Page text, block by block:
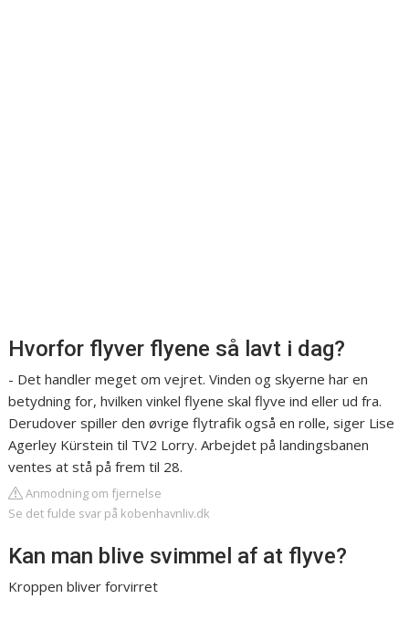
Hvorfor flyver flyene så lavt i dag?
- Det handler meget om vejret. Vinden og skyerne har en
betydning for, hvilken vinkel flyene skal flyve ind eller ud fra.
Derudover spiller den øvrige flytrafik også en rolle, siger Lise
Agerley Kürstein til TV2 Lorry. Arbejdet på landingsbanen
ventes at stå på frem til 28.
Anmodning om fjernelse
Se det fulde svar på kobenhavnliv.dk
Kan man blive svimmel af at flyve?
Kroppen bliver forvirret